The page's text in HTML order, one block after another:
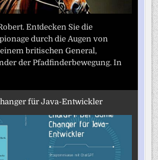
Entdecken Sie die
durch die Augen von
britischen General,
der Pfadfinderbewegung. In
für Java-Entwickler